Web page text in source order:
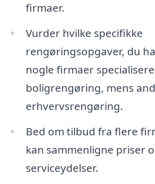
firmaer.
Vurder hvilke specifikke
rengøringsopgaver, du
nogle firmaer
boligrengøring, mens
erhvervsrengøring.
Bed om tilbud fra flere
kan sammenligne priser
serviceydelser.